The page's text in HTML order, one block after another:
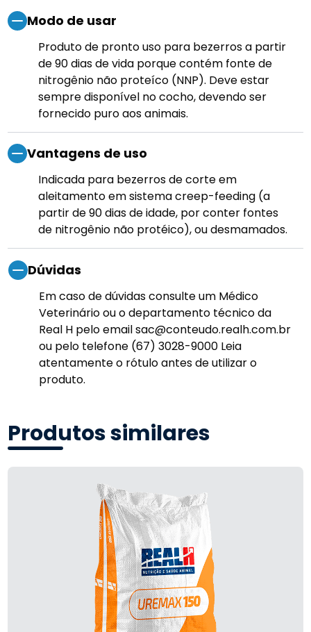
Modo de usar
Produto de pronto uso para bezerros a partir
de 90 dias de vida porque contém fonte de
nitrogênio não proteíco (NNP). Deve estar
sempre disponível no cocho, devendo ser
fornecido puro aos animais.
Vantagens de uso
Indicada para bezerros de corte em
aleitamento em sistema creep-feeding (a
partir de 90 dias de idade, por conter fontes
de nitrogênio não protéico), ou desmamados.
Dúvidas
Em caso de dúvidas consulte um Médico
Veterinário ou o departamento técnico da
Real H pelo email sac@conteudo.realh.com.br
ou pelo telefone (67) 3028-9000 Leia
atentamente o rótulo antes de utilizar o
produto.
Produtos similares